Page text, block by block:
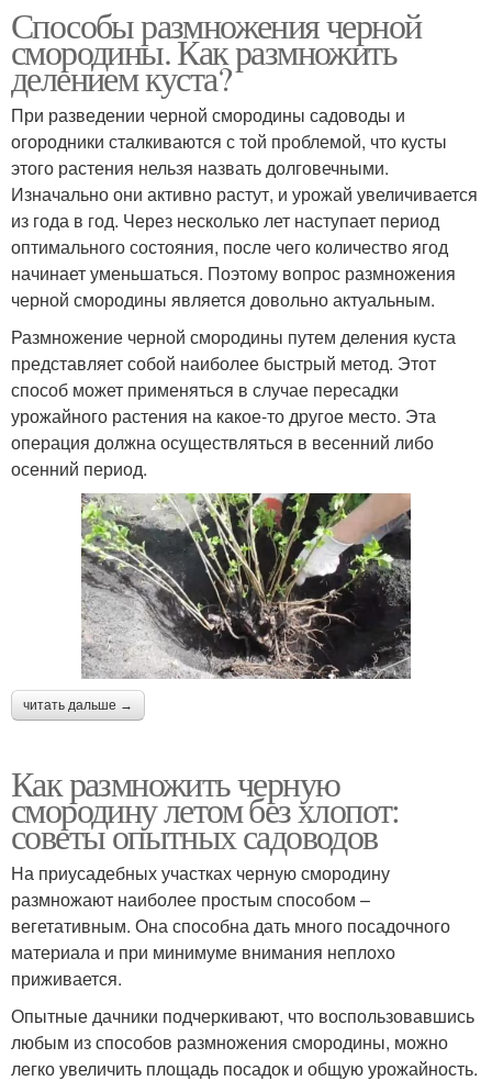
Способы размножения черной
смородины. Как размножить
делением куста?
При разведении черной смородины садоводы и
огородники сталкиваются с той проблемой, что кусты
этого растения нельзя назвать долговечными.
Изначально они активно растут, и урожай увеличивается
из года в год. Через несколько лет наступает период
оптимального состояния, после чего количество ягод
начинает уменьшаться. Поэтому вопрос размножения
черной смородины является довольно актуальным.
Размножение черной смородины путем деления куста
представляет собой наиболее быстрый метод. Этот
способ может применяться в случае пересадки
урожайного растения на какое-то другое место. Эта
операция должна осуществляться в весенний либо
осенний период.
читать дальше →
Как размножить черную
смородину летом без хлопот:
советы опытных садоводов
На приусадебных участках черную смородину
размножают наиболее простым способом –
вегетативным. Она способна дать много посадочного
материала и при минимуме внимания неплохо
приживается.
Опытные дачники подчеркивают, что воспользовавшись
любым из способов размножения смородины, можно
легко увеличить площадь посадок и общую урожайность.